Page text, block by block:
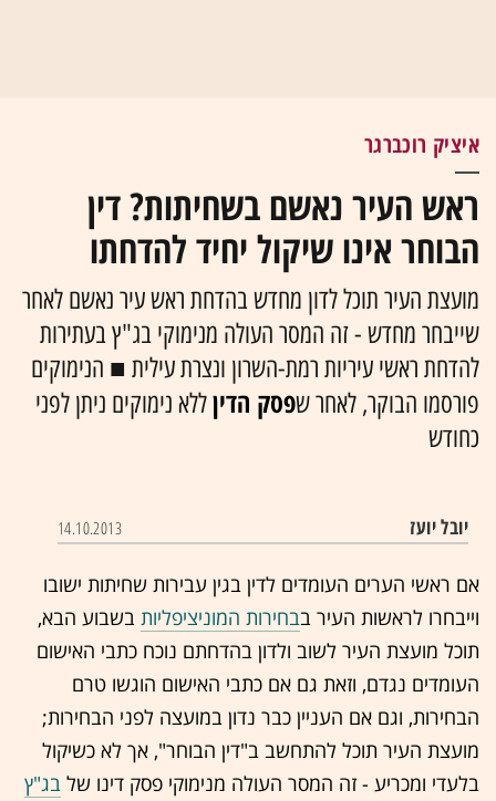
איציק רוכברגר
ראש העיר נאשם בשחיתות? דין
הבוחר אינו שיקול יחיד להדחתו
מועצת העיר תוכל לדון מחדש בהדחת ראש עיר נאשם לאחר
שייבחר מחדש - זה המסר העולה מנימוקי בג"ץבעתירות
להדחת ראשי עיריות רמת-השרון ונצרת עילית ■ הנימוקים
פורסמו הבוקר, לאחר שפסק הדיןללא נימוקים ניתן לפני
כחודש
יובל יועז 14.10.2013
אם ראשי הערים העומדים לדין בגין עבירות שחיתות ישובו
וייבחרו לראשות העיר בבחירות המוניציפליות בשבוע הבא,
תוכל מועצת העיר לשוב ולדון בהדחתם נוכח כתבי האישום
העומדים נגדם, וזאת גם אם כתבי האישום הוגשו טרם
הבחירות, וגם אם העניין כבר נדון במועצה לפני הבחירות;
מועצת העיר תוכל להתחשב ב"דין הבוחר", אך לא כשיקול
בלעדי ומכריע - זה המסר העולה מנימוקי פסק דינו של בג"ץ